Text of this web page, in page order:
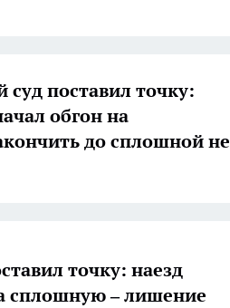
поставил точку:
обгон на
до сплошной не
точку: наезд
сплошную – лишение